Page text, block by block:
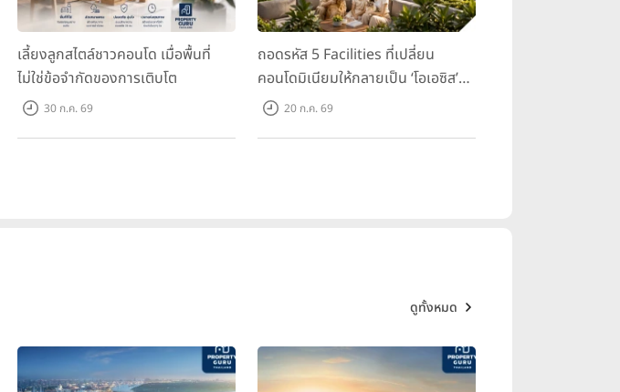
เลี้ยงลูกสไตล์ชาวคอนโด เมื่อพื้นที่
ไม่ใช่ข้อจำกัดของการเติบโต
30 ก.ค. 69
ถอดรหัส 5 Facilities ที่เปลี่ยน
คอนโดมิเนียมให้กลายเป็น ‘โอเอซิส’
ส่วนตัวกลางเมือง
20 ก.ค. 69
ดูทั้งหมด